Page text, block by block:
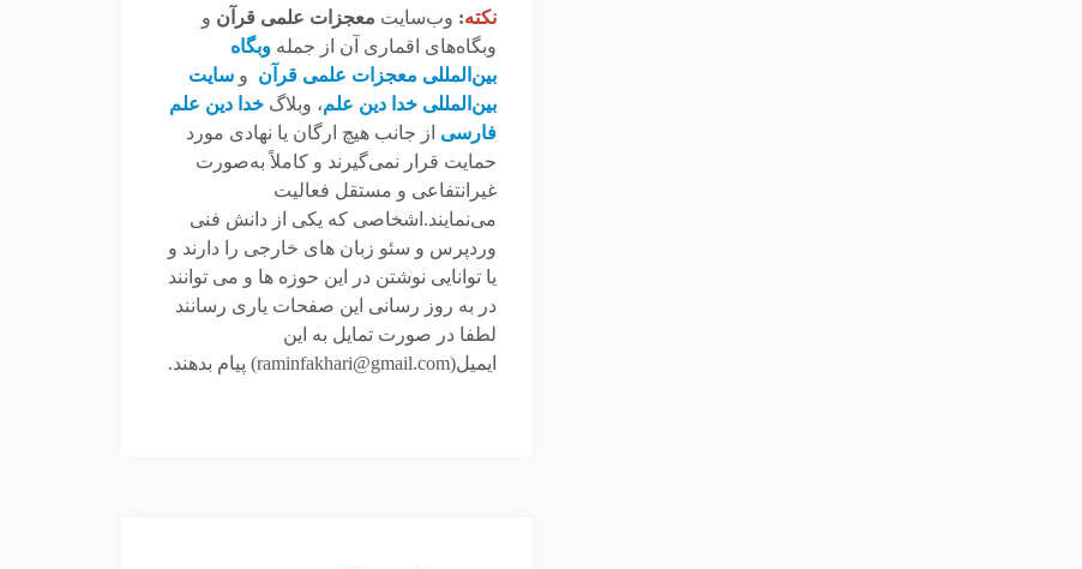
نکته: وب‌سایت معجزات علمی قرآن و
وبگاه‌های اقماری آن از جمله وبگاه
بین‌المللی معجزات علمی قرآن و سایت
بین‌المللی خدا دین علم، وبلاگ خدا دین علم
فارسی از جانب هیچ ارگان یا نهادی مورد
حمایت قرار نمی‌گیرند و کاملاً به‌صورت
غیرانتفاعی و مستقل فعالیت
می‌نمایند.اشخاصی که یکی از دانش فنی
وردپرس و سئو زبان های خارجی را دارند و
یا توانایی نوشتن در این حوزه ها و می توانند
در به روز رسانی این صفحات یاری رسانند
لطفا در صورت تمایل به این
ایمیل(raminfakhari@gmail.com) پیام بدهند.